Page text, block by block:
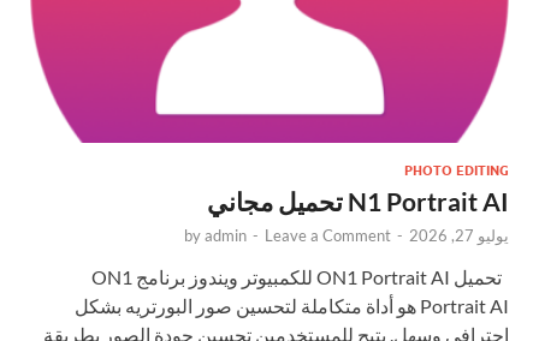
PHOTO EDITING
N1 Portrait AI تحميل مجاني
يوليو 27, 2026 -
byadmin - Leave a Comment
تحميل ON1 Portrait AI للكمبيوتر ويندوز برنامج ON1
Portrait AI هو أداة متكاملة لتحسين صور البورتريه بشكل
احترافي وسهل. يتيح للمستخدمين تحسين جودة الصور بطريقة